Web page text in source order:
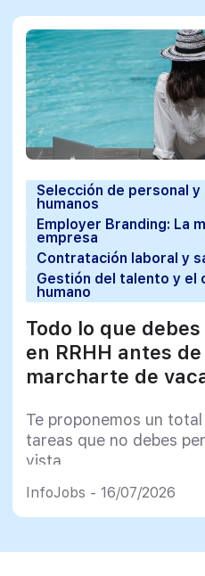
Selección de personal
humanos
Employer Branding: La
empresa
Contratación laboral y
Gestión del talento y el
humano
Todo lo que
en RRHH antes de
marcharte de
Te proponemos un
tareas que no debes
vista
InfoJobs - 16/07/2026